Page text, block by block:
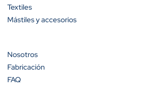
A partir de 100 unidades
Textiles
Mástiles y accesorios
Nosotros
Fabricación
FAQ